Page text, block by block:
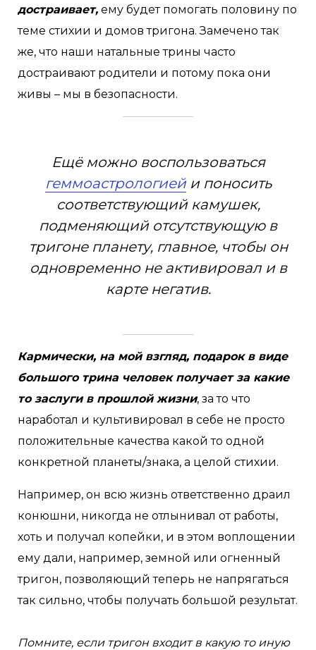
достраивает, ему будет помогать половину по
теме стихии и домов тригона. Замечено так
же, что наши натальные трины часто
достраивают родители и потому пока они
живы – мы в безопасности.
Ещё можно воспользоваться
геммоастрологиейи поносить
соответствующий камушек,
подменяющий отсутствующую в
тригоне планету, главное, чтобы он
одновременно не активировал и в
карте негатив.
Кармически, на мой взгляд, подарок в виде
большого трина человек получает за какие
то заслуги в прошлой жизни, за то что
наработал и культивировал в себе не просто
положительные качества какой то одной
конкретной планеты/знака, а целой стихии.
Например, он всю жизнь ответственно драил
конюшни, никогда не отлынивал от работы,
хоть и получал копейки, и в этом воплощении
ему дали, например, земной или огненный
тригон, позволяющий теперь не напрягаться
так сильно, чтобы получать большой результат.
Помните, если тригон входит в какую то иную